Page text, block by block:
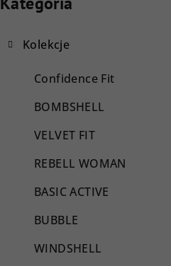
kategorie
Kolekcje
Confidence Fit
BOMBSHELL
VELVET FIT
REBELL WOMAN
BASIC ACTIVE
BUBBLE
WINDSHELL